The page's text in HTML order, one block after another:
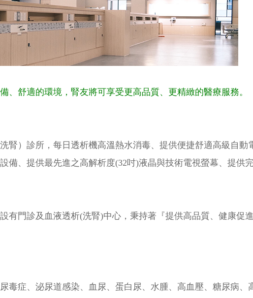
、舒適的環境，腎友將可享受更高品質、更精緻的醫療服務。
腎）診所，每日透析機高溫熱水消毒、提供便捷舒適高級自
備、提供最先進之高解析度(32吋)液晶與技術電視螢幕、提供
有門診及血液透析(洗腎)中心，秉持著『提供高品質、健康促
毒症、泌尿道感染、血尿、蛋白尿、水腫、高血壓、糖尿病